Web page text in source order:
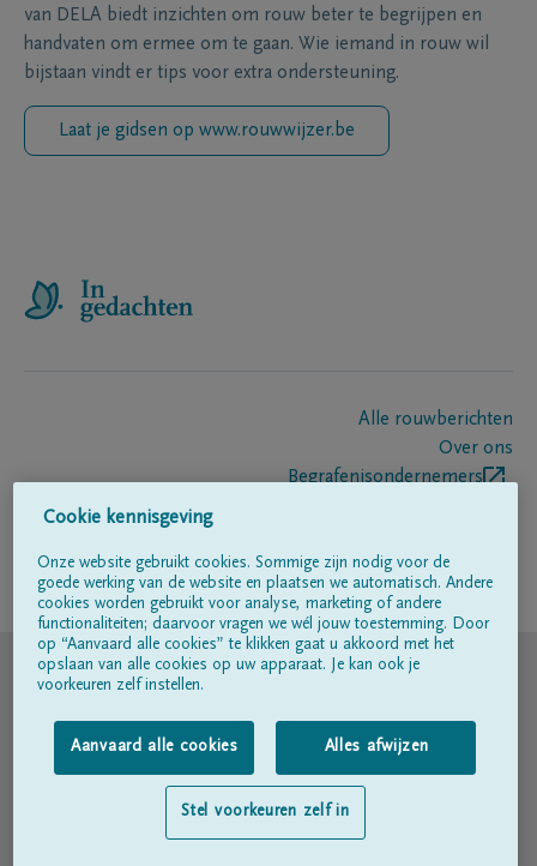
van DELA biedt inzichten om rouw beter te begrijpen en
handvaten om ermee om te gaan. Wie iemand in rouw wil
bijstaan vindt er tips voor extra ondersteuning.
Laat je gidsen op www.rouwwijzer.be
Alle rouwberichten
Over ons
Begrafenisondernemers
Volg ons op
© DELA
Gebruiksvoorwaarden
Privacyverklaring
Toegankelijkheidsverklaring
Cookie kennisgeving
Onze website gebruikt cookies. Sommige zijn nodig voor de
goede werking van de website en plaatsen we automatisch. Andere
cookies worden gebruikt voor analyse, marketing of andere
functionaliteiten; daarvoor vragen we wél jouw toestemming. Door
op “Aanvaard alle cookies” te klikken gaat u akkoord met het
opslaan van alle cookies op uw apparaat. Je kan ook je
voorkeuren zelf instellen.
Aanvaard alle cookies Alles afwijzen
Stel voorkeuren zelf in